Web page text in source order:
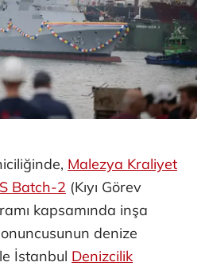
Malezya Kraliyet
Batch-2 (Kıyı Görev
kapsamında inşa
denize
İstanbul Denizcilik